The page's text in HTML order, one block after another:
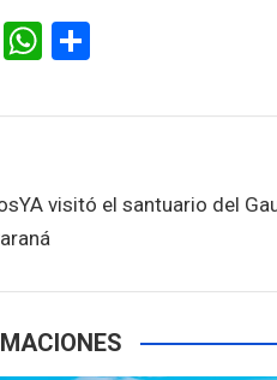
T
W
at
A
p
ar
visitó el santuario del